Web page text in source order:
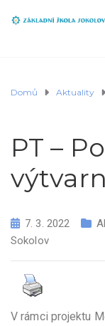
Domů Aktuality
PT –
7. 3. 2022
Sokolov
V rámci projektu